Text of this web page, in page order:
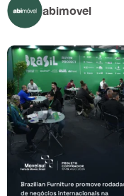
abimovel